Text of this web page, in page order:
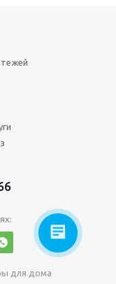
для дома